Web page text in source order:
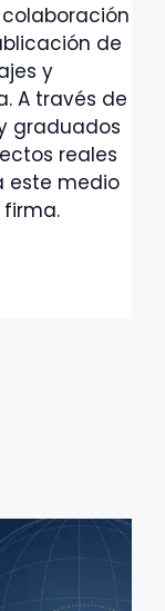
de
y
A través de
graduados
reales
este medio